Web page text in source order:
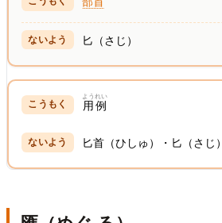
匕（さじ）
用例
ようれい
匕首（ひしゅ）・匕（さじ）